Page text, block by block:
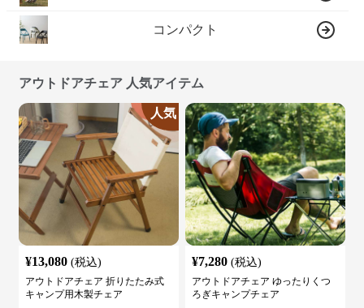
コンパクト
アウトドアチェア 人気アイテム
人気
¥13,080 (税込)
アウトドアチェア 折りたたみ式
キャンプ用木製チェア
¥7,280 (税込)
アウトドアチェア ゆったりくつ
ろぎキャンプチェア